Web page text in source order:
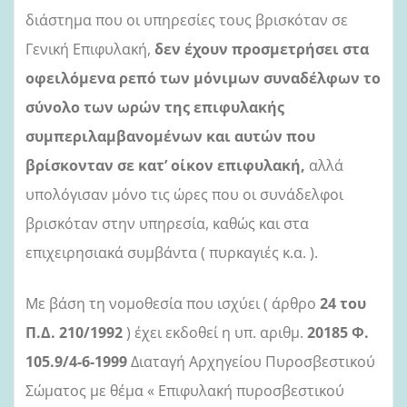
διάστημα που οι υπηρεσίες τους βρισκόταν σε
Γενική Επιφυλακή, δεν έχουν προσμετρήσει στα
οφειλόμενα ρεπό των μόνιμων συναδέλφων το
σύνολο των ωρών της επιφυλακής
συμπεριλαμβανομένων και αυτών που
βρίσκονταν σε κατ’ οίκον επιφυλακή, αλλά
υπολόγισαν μόνο τις ώρες που οι συνάδελφοι
βρισκόταν στην υπηρεσία, καθώς και στα
επιχειρησιακά συμβάντα ( πυρκαγιές κ.α. ).
Με βάση τη νομοθεσία που ισχύει ( άρθρο 24 του
Π.Δ. 210/1992) έχει εκδοθεί η υπ. αριθμ. 20185 Φ.
105.9/4-6-1999Διαταγή Αρχηγείου Πυροσβεστικού
Σώματος με θέμα « Επιφυλακή πυροσβεστικού